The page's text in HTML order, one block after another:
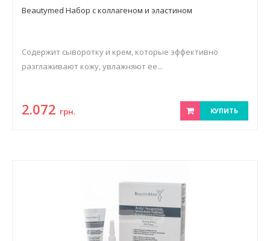
Beautymed Набор с коллагеном и эластином
Содержит сыворотку и крем, которые эффективно
разглаживают кожу, увлажняют ее...
2.072 грн. КУПИТЬ